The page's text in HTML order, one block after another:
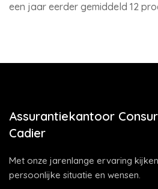
een jaar eerder gemiddeld 12
Assurantiekantoor
Cadier
Met onze jarenlange ervaring
persoonlijke situatie en wensen.